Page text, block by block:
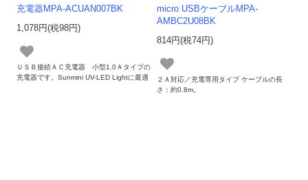
充電器MPA-ACUAN007BK
1,078円(税98円)
ＵＳＢ接続ＡＣ充電器 小型1.0Ａタイプの
充電器です。Sunmini UV-LED Lightに最適
micro USBケーブルMPA-
AMBC2U08BK
814円(税74円)
２Ａ対応／充電専用タイプ ケーブルの長
さ：約0.8m。